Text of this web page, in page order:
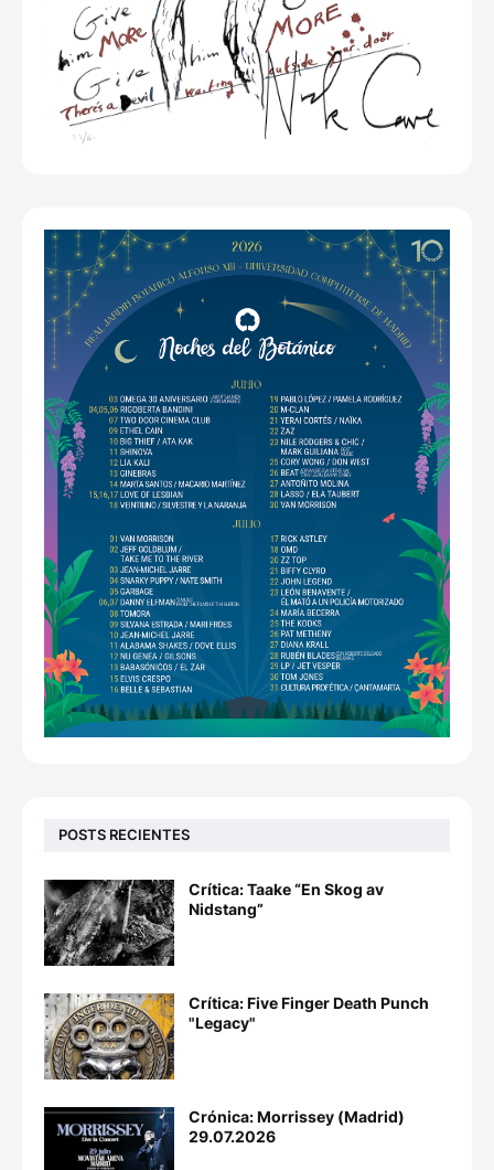
POSTS RECIENTES
Crítica: Taake “En Skog av
Nidstang”
Crítica: Five Finger Death Punch
"Legacy"
Crónica: Morrissey (Madrid)
29.07.2026